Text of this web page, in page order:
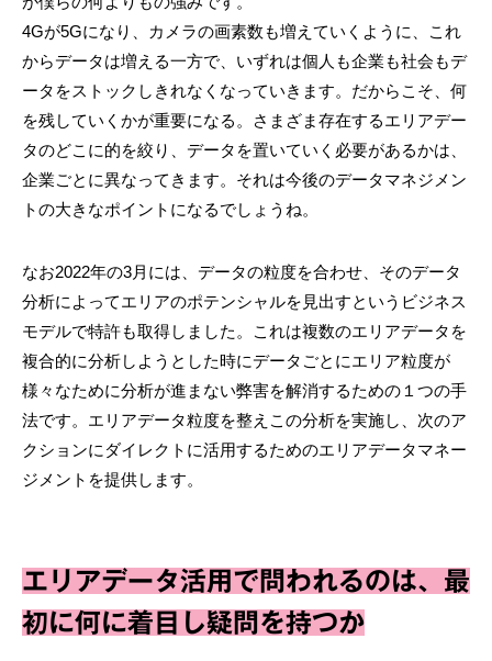
4Gが5Gになり、カメラの画素数も増えていくように、これ
からデータは増える一方で、いずれは個人も企業も社会もデ
ータをストックしきれなくなっていきます。だからこそ、何
を残していくかが重要になる。さまざま存在するエリアデー
タのどこに的を絞り、データを置いていく必要があるかは、
企業ごとに異なってきます。それは今後のデータマネジメン
トの大きなポイントになるでしょうね。
なお2022年の3月には、データの粒度を合わせ、そのデータ
分析によってエリアのポテンシャルを見出すというビジネス
モデルで特許も取得しました。これは複数のエリアデータを
複合的に分析しようとした時にデータごとにエリア粒度が
様々なために分析が進まない弊害を解消するための１つの手
法です。エリアデータ粒度を整えこの分析を実施し、次のア
クションにダイレクトに活用するためのエリアデータマネー
ジメントを提供します。
エリアデータ活用で問われるのは、最
初に何に着目し疑問を持つか